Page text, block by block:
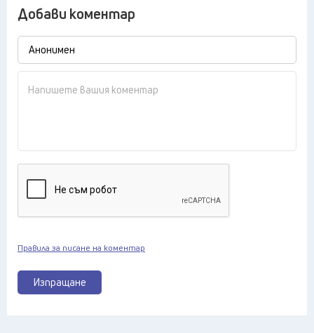
Добави коментар
Изпращане
Правила за писане на коментар